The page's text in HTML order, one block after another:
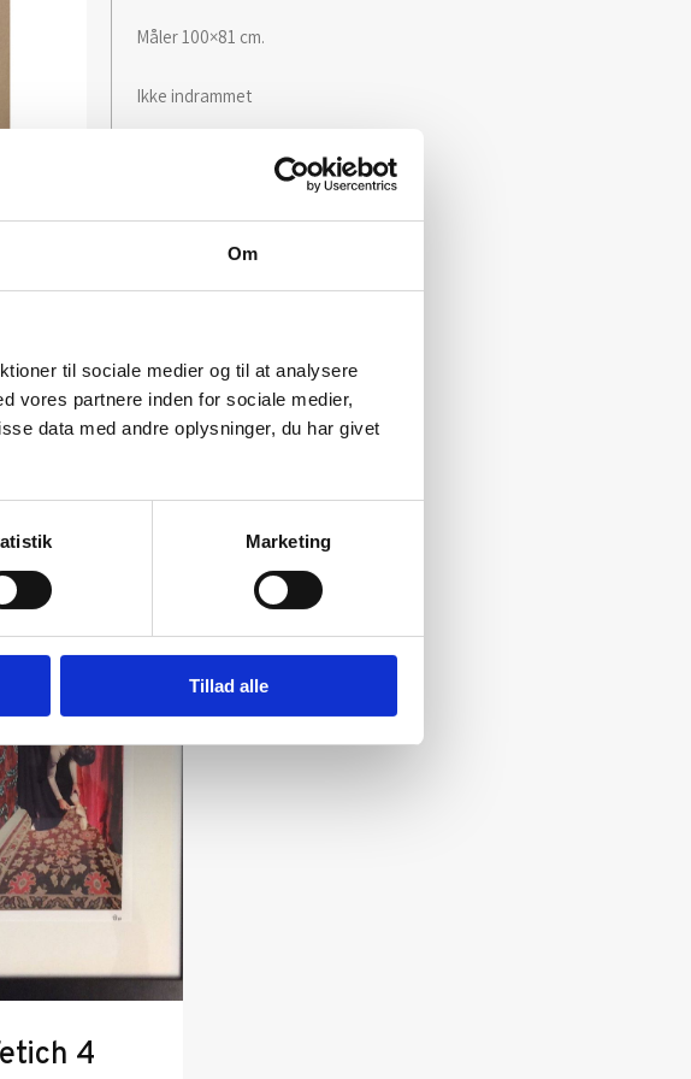
Om
til sociale medier og til at analysere
vores partnere inden for sociale medier,
data med andre oplysninger, du har givet
Marketing
Tillad alle
Måler 100×81 cm.
Ikke indrammet
4